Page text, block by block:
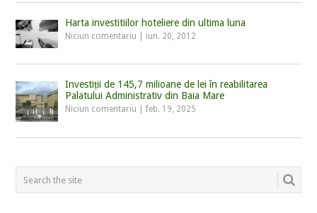
Harta investitiilor hoteliere din ultima luna
Niciun comentariu iun. 20, 2012
Investiții de 145,7 milioane de lei în reabilitarea
Palatului Administrativ din Baia Mare
Niciun comentariu |feb. 19, 2025